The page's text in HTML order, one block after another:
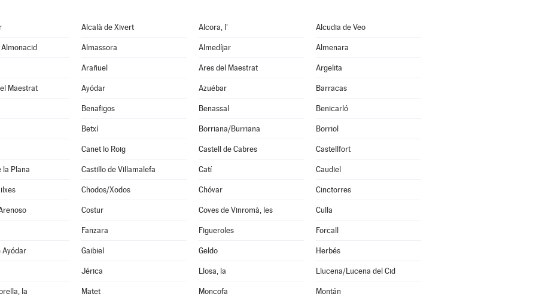
Alcalà de Xivert Alcora, l' Alcudia de Veo
Almassora Almedíjar Almenara
Arañuel Ares del Maestrat Argelita
Maestrat Ayódar Azuébar Barracas
Benafigos Benassal Benicarló
Betxí Borriana/Burriana Borriol
Canet lo Roig Castell de Cabres Castellfort
la Plana Castillo de Villamalefa Catí Caudiel
Chodos/Xodos Chóvar Cinctorres
Costur Coves de Vinromà, les Culla
Fanzara Figueroles Forcall
Ayódar Gaibiel Geldo Herbés
Jérica Llosa, la Llucena/Lucena del Cid
la Matet Moncofa Montán